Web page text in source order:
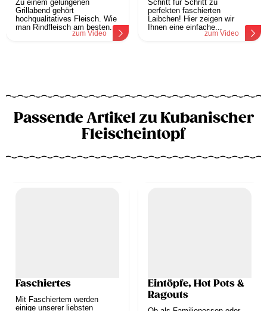
Zu einem gelungenen
Grillabend gehört
hochqualitatives Fleisch. Wie
man Rindfleisch am besten...
zum Video
Schritt für Schritt zu
perfekten faschierten
Laibchen! Hier zeigen wir
Ihnen eine einfache...
zum Video
Passende Artikel zu Kubanischer
Fleischeintopf
Faschiertes
Mit Faschiertem werden
einige unserer liebsten
Eintöpfe, Hot Pots &
Ragouts